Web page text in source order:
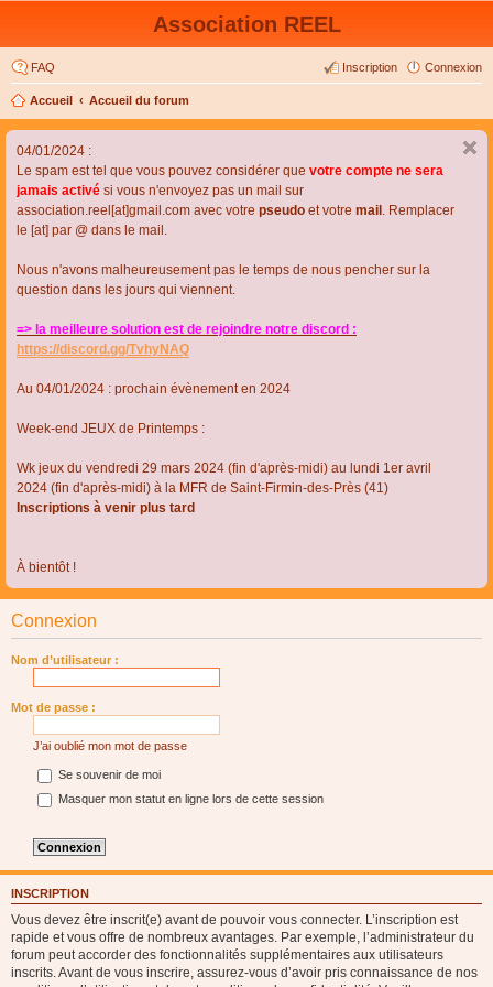
Association REEL
FAQ Connexion
Inscription
Accueil Accueil du forum
04/01/2024 :
Le spam est tel que vous pouvez considérer que votre compte ne sera
jamais activé si vous n'envoyez pas un mail sur
association.reel[at]gmail.com avec votre pseudo et votre mail . Remplacer
le [at] par @ dans le mail.
Nous n'avons malheureusement pas le temps de nous pencher sur la
question dans les jours qui viennent.
=> la meilleure solution est de rejoindre notre discord :
https://discord.gg/TvhyNAQ
Au 04/01/2024 : prochain évènement en 2024
Week-end JEUX de Printemps :
Wk jeux du vendredi 29 mars 2024 (fin d'après-midi) au lundi 1er avril
2024 (fin d'après-midi) à la MFR de Saint-Firmin-des-Près (41)
Inscriptions à venir plus tard
À bientôt !
Connexion
Nom d’utilisateur :
Mot de passe :
J’ai oublié mon mot de passe
Se souvenir de moi
Masquer mon statut en ligne lors de cette session
INSCRIPTION
Vous devez être inscrit(e) avant de pouvoir vous connecter. L’inscription est
rapide et vous offre de nombreux avantages. Par exemple, l’administrateur du
forum peut accorder des fonctionnalités supplémentaires aux utilisateurs
inscrits. Avant de vous inscrire, assurez-vous d’avoir pris connaissance de nos